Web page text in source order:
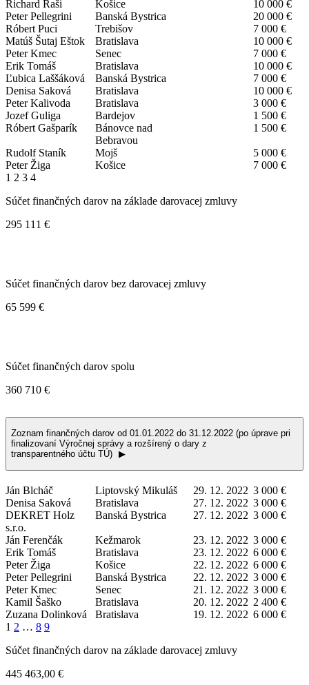
Richard Raši Košice
10 000 €
Peter Pellegrini
Banská Bystrica
20 000 €
Róbert Puci
Trebišov
7 000 €
Matúš Šutaj Eštok
Bratislava
10 000 €
Peter Kmec
Senec
7 000 €
Erik Tomáš
Bratislava
10 000 €
Ľubica Laššáková
Banská Bystrica
7 000 €
Denisa Saková
Bratislava
10 000 €
Peter Kalivoda
Bratislava
3 000 €
Jozef Guliga
Bardejov
1 500 €
Róbert Gašparík
Bánovce nad
Bebravou
1 500 €
Rudolf Staník Mojš
5 000 €
Peter Žiga
Košice
7 000 €
1 2 3 4
Súčet finančných darov na základe darovacej zmluvy
295 111 €
Súčet finančných darov bez darovacej zmluvy
65 599 €
Súčet finančných darov spolu
360 710 €
Zoznam finančných darov od 01.01.2022 do 31.12.2022 (po úprave pri
finalizovaní Výročnej správy a rozšírený o dary z
transparentného účtu TÚ) ▶
Ján Blcháč Liptovský Mikuláš 29. 12. 2022 3 000 €
Denisa Saková
Bratislava 27. 12. 2022 3 000 €
DEKRET Holz
s.r.o.
Banská Bystrica 27. 12. 2022 3 000 €
Ján Ferenčák Kežmarok 23. 12. 2022 3 000 €
Erik Tomáš
Bratislava 23. 12. 2022 6 000 €
Peter Žiga
Košice 22. 12. 2022 6 000 €
Peter Pellegrini
Banská Bystrica 22. 12. 2022 3 000 €
Peter Kmec
Senec 21. 12. 2022 3 000 €
Kamil Šaško
Bratislava 20. 12. 2022 2 400 €
Zuzana Dolinková
Bratislava 19. 12. 2022 6 000 €
1 2 … 8 9
Súčet finančných darov na základe darovacej zmluvy
445 463,00 €